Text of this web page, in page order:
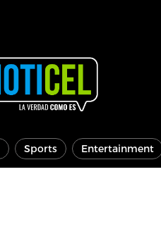
Sports Entertainment